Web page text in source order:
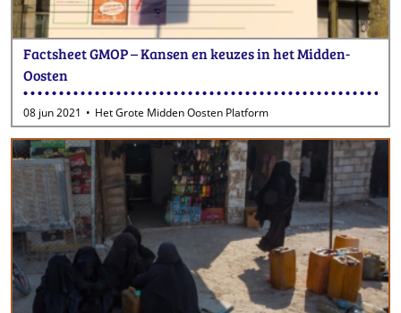
Factsheet GMOP – Kansen en keuzes in het Midden-
Oosten
08 jun 2021 Het Grote Midden Oosten Platform